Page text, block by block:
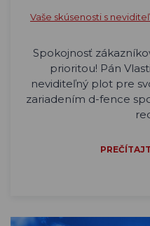
Vaše skúsenosti s
Spokojnosť
prioritou! Pán
neviditeľný plot pre
zariadením d-fence